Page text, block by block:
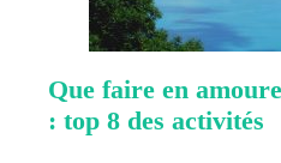
Que faire en
: top 8 des activités